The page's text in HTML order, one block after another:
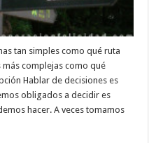
tan simples como qué ruta
complejas como qué
Hablar de decisiones es
obligados a decidir es
hacer. A veces tomamos